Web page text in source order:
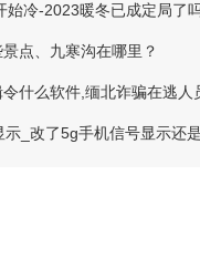
始冷-2023暖冬已成定局了
点、九寒沟在哪里？
什么软件,缅北诈骗在逃人
示_改了5g手机信号显示还